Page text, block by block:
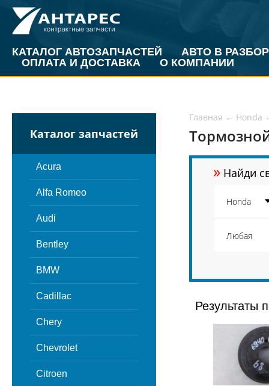
КАТАЛОГ АВТОЗАПЧАСТЕЙ
АВТО В РАЗБОР
ОПЛАТА И ДОСТАВКА
О КОМПАНИИ
Каталог запчастей
Acura
Alfa Romeo
Audi
Bentley
BMW
Cadillac
Chery
Chevrolet
Citroen
Главная ← Honda
» Найди
Результаты